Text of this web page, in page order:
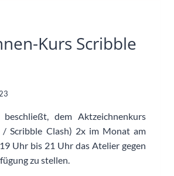
Kurs Scribble
dem Aktzeichnenkurs
/ Scribble Clash) 2x im Monat am
Uhr bis 21 Uhr das Atelier gegen
zu stellen.